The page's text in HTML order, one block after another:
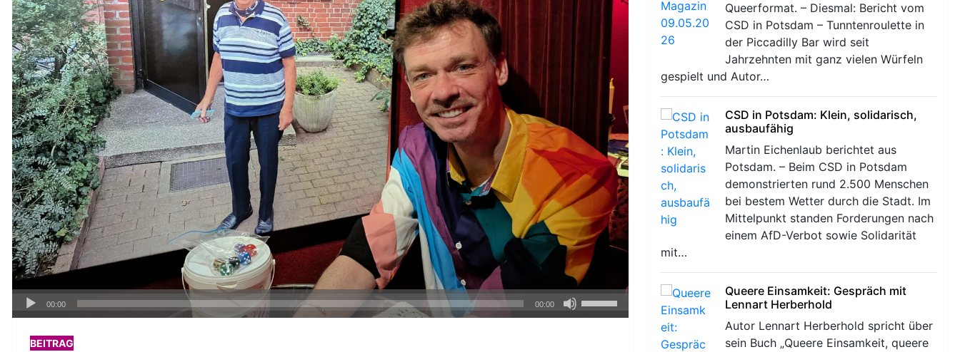
Audio-
00:00 00:00
Pfeiltasten
BEITRAG
Queerformat. – Diesmal: Bericht vom
CSD in Potsdam – Tunntenroulette in
der Piccadilly Bar wird seit
Jahrzehnten mit ganz vielen Würfeln
gespielt und Autor…
CSD in Potsdam: Klein, solidarisch,
ausbaufähig
Martin Eichenlaub berichtet aus
Potsdam. – Beim CSD in Potsdam
demonstrierten rund 2.500 Menschen
bei bestem Wetter durch die Stadt. Im
Mittelpunkt standen Forderungen nach
einem AfD-Verbot sowie Solidarität
mit…
Queere Einsamkeit: Gespräch mit
Lennart Herberhold
Autor Lennart Herberhold spricht über
sein Buch „Queere Einsamkeit, queere